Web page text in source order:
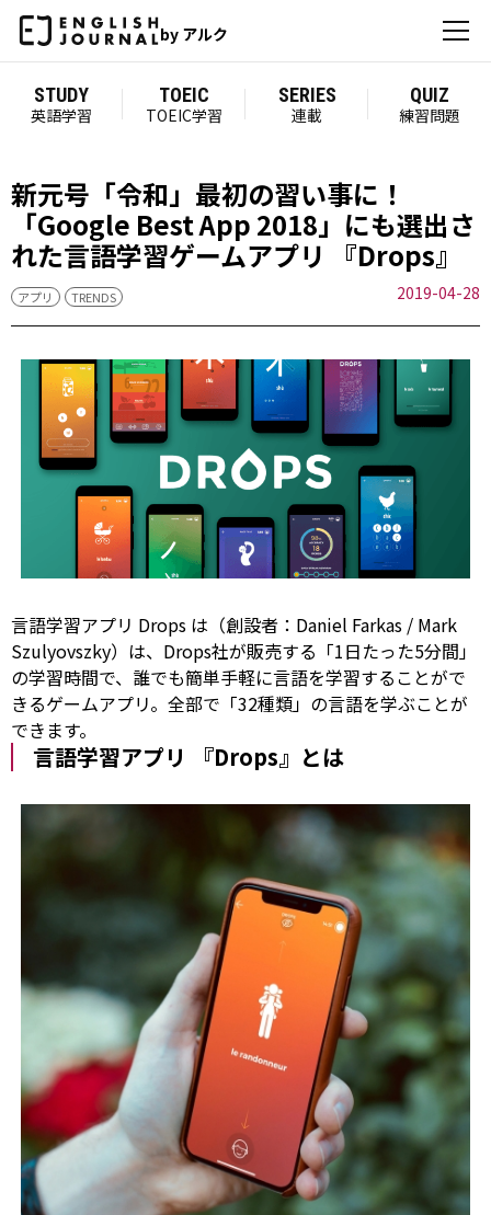
by アルク
STUDY
英語学習
TOEIC
TOEIC学習
SERIES
連載
QUIZ
練習問題
新元号「令和」最初の習い事に！
「Google Best App 2018」にも選出さ
れた言語学習ゲームアプリ 『Drops』
アプリ TRENDS 2019-04-28
言語学習アプリ Drops は（創設者：Daniel Farkas / Mark
Szulyovszky）は、Drops社が販売する「1日たった5分間」
の学習時間で、誰でも簡単手軽に言語を学習することがで
きるゲームアプリ。全部で「32種類」の言語を学ぶことが
できます。
言語学習アプリ 『Drops』とは